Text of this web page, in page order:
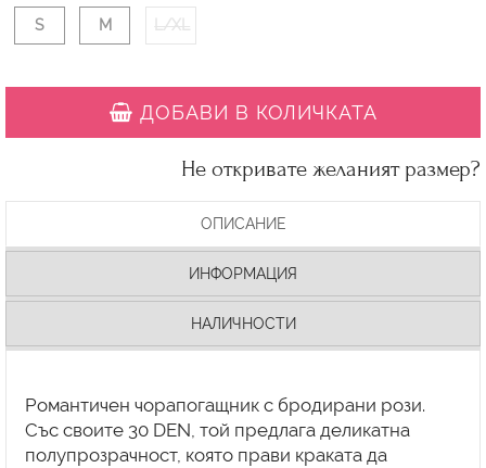
S M L/XL
ДОБАВИ В КОЛИЧКАТА
Не откривате желаният размер?
ОПИСАНИЕ
ИНФОРМАЦИЯ
НАЛИЧНОСТИ
Романтичен чорапогащник с бродирани рози.
Със своите 30 DEN, той предлага деликатна
полупрозрачност, която прави краката да